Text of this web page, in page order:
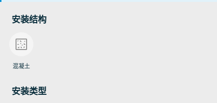
可在流水环境中安装。
Roxylon™ 三元乙丙橡胶（EPDM）不含卤素，符合
矿物质。
安装结构
混凝土
安装类型